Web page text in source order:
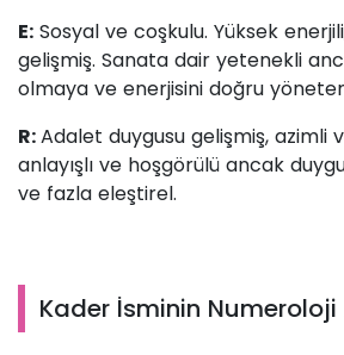
E: Sosyal ve coşkulu. Yüksek
gelişmiş. Sanata dair yetenekli
olmaya ve enerjisini doğru
R:Adalet duygusu gelişmiş, azimli
anlayışlı ve hoşgörülü ancak
ve fazla eleştirel.
Kader İsminin Numeroloji